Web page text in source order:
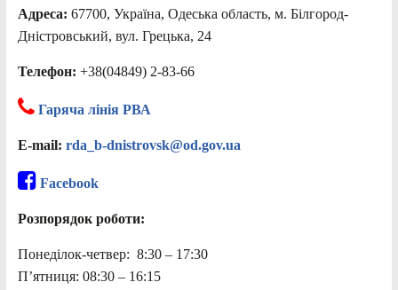
Адреса: 67700, Україна, Одеська область, м. Білгород-
Дністровський, вул. Грецька, 24
Телефон: +38(04849) 2-83-66
Гаряча лінія РВА
E-mail: rda_b-dnistrovsk@od.gov.ua
Facebook
Розпорядок роботи:
Понеділок-четвер: 8:30 – 17:30
П’ятниця: 08:30 – 16:15